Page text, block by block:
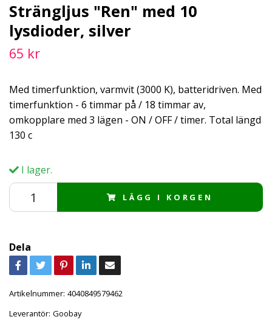
Strängljus "Ren" med 10
lysdioder, silver
65 kr
Med timerfunktion, varmvit (3000 K), batteridriven. Med
timerfunktion - 6 timmar på / 18 timmar av,
omkopplare med 3 lägen - ON / OFF / timer. Total längd
130 c
I lager.
LÄGG I KORGEN
Dela
Artikelnummer: 4040849579462
Leverantör: Goobay